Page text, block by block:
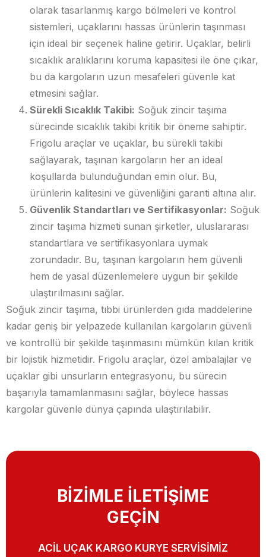
olarak tasarlanmış kargo bölmeleri ve kontrol
sistemleri, uçaklarını hassas ürünlerin taşınması
için ideal bir seçenek haline getirir. Uçaklar, belirli
sıcaklık aralıklarını koruma kapasitesi ile öne çıkar,
bu da kargoların uzun mesafeleri güvenle kat
etmesini sağlar.
Sürekli Sıcaklık Takibi: Soğuk zincir taşıma
sürecinde sıcaklık takibi kritik bir öneme sahiptir.
Frigolu araçlar ve uçaklar, bu sürekli takibi
sağlayarak, taşınan kargoların her an ideal
koşullarda bulunduğundan emin olur. Bu,
ürünlerin kalitesini ve güvenliğini garanti altına alır.
Güvenlik Standartları ve Sertifikasyonlar: Soğuk
zincir taşıma hizmeti sunan şirketler, uluslararası
standartlara ve sertifikasyonlara uymak
zorundadır. Bu, taşınan kargoların hem güvenli
hem de yasal düzenlemelere uygun bir şekilde
ulaştırılmasını sağlar.
Soğuk zincir taşıma, tıbbi ürünlerden gıda maddelerine
kadar geniş bir yelpazede kullanılan kargoların güvenli
ve kontrollü bir şekilde taşınmasını mümkün kılan kritik
bir lojistik hizmetidir. Frigolu araçlar, özel ambalajlar ve
uçaklar gibi unsurların entegrasyonu, bu sürecin
başarıyla tamamlanmasını sağlar, böylece hassas
kargolar güvenle dünya çapında ulaştırılabilir.
BİZİMLE İLETİŞİME
GEÇİN
ACİL UÇAK KARGO KURYE SERVİSİMİZ